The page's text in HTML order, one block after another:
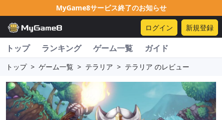
MyGame8サービス終了のお知らせ
ログイン 新規登録
トップ ランキング ゲーム一覧 ガイド
トップ > ゲーム一覧 > テラリア > テラリア のレビュー